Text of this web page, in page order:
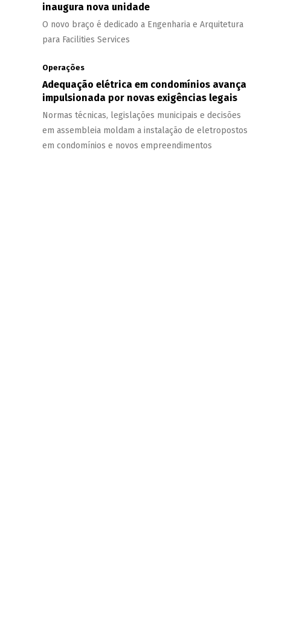
inaugura nova unidade
O novo braço é dedicado a Engenharia e Arquitetura
para Facilities Services
Operações
Adequação elétrica em condomínios avança
impulsionada por novas exigências legais
Normas técnicas, legislações municipais e decisões
em assembleia moldam a instalação de eletropostos
em condomínios e novos empreendimentos